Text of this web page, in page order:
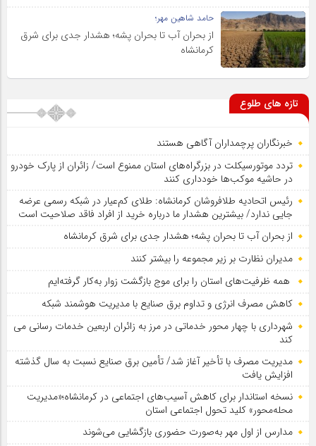
حامد شاهین مهر؛
از بحران آب تا بحران پشه؛ هشدار جدی برای شرق
کرمانشاه
تازه های طلوع
خبرنگاران پرچمداران آگاهی هستند
تردد موتورسیکلت در بزرگراه‌های استان ممنوع است/ زائران از پارک خودرو
در حاشیه موکب‌ها خودداری کنند
رئیس اتحادیه طلافروشان کرمانشاه: طلای کم‌عیار در شبکه رسمی عرضه
جایی ندارد/ بیشترین هشدار ما درباره خرید از افراد فاقد صلاحیت است
از بحران آب تا بحران پشه؛ هشدار جدی برای شرق کرمانشاه
مدیران نظارت بر زیر مجموعه را بیشتر کنند
همه ظرفیت‌های استان را برای موج بازگشت زوار به‌کار گرفته‌ایم
کاهش مصرف انرژی و تداوم برق صنایع با مدیریت هوشمند شبکه
شهرداری با چهار محور خدماتی در مرز به زائران اربعین خدمات رسانی می
کند
مدیریت مصرف با تأخیر آغاز شد/ تأمین برق صنایع نسبت به سال گذشته
افزایش یافت
نسخه استاندار برای کاهش آسیب‌های اجتماعی در کرمانشاه؛«مدیریت
محله‌محور» کلید تحول اجتماعی استان
مدارس از اول مهر به‌صورت حضوری بازگشایی می‌شوند